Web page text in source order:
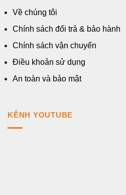
Về chúng tôi
Chính sách đổi trả & bảo hành
Chính sách vận chuyển
Điều khoản sử dụng
An toàn và bảo mật
KÊNH YOUTUBE